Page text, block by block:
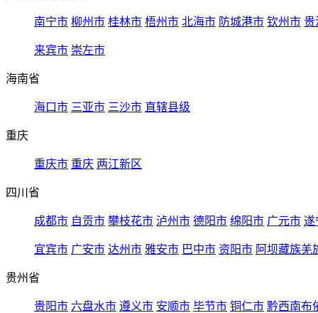
南宁市 柳州市 桂林市 梧州市 北海市 防城港市 钦州市 贵
来宾市 崇左市
海南省
海口市 三亚市 三沙市 直辖县级
重庆
重庆市 重庆 两江新区
四川省
成都市 自贡市 攀枝花市 泸州市 德阳市 绵阳市 广元市 遂
宜宾市 广安市 达州市 雅安市 巴中市 资阳市 阿坝藏族羌
贵州省
贵阳市 六盘水市 遵义市 安顺市 毕节市 铜仁市 黔西南布